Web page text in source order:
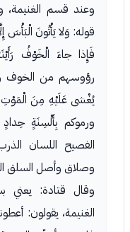
وعند قسم
قوله: وَلا يَأْتُونَ الْبَأْسَ
فَإِذا جاءَ الْخَوْفُ
رؤوسهم من الخوف
يُغْشى عَلَيْهِ مِنَ
ورموكم بِأَلْسِنَةٍ
الفصيح اللسان
وصلاق وأصل السلق
وقال قتادة:
الغنيمة، يقولون: